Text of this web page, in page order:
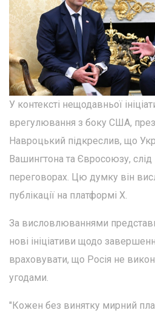
У контексті нещодавньої
врегулювання з боку США,
Навроцький підкреслив, що
Вашингтона та Євросоюзу,
переговорах. Цю думку він
публікації на платформі X.
За висловлюваннями
нові ініціативи щодо
враховувати, що Росія не
угодами.
"Кожен без винятку мирний